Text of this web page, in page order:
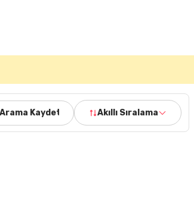
Arama Kaydet Akıllı Sıralama